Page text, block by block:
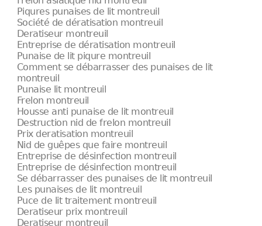
Piqures punaises de lit montreuil
Société de dératisation montreuil
Deratiseur montreuil
Entreprise de dératisation montreuil
Punaise de lit piqure montreuil
Comment se débarrasser des punaises de lit
montreuil
Punaise lit montreuil
Frelon montreuil
Housse anti punaise de lit montreuil
Destruction nid de frelon montreuil
Prix deratisation montreuil
Nid de guêpes que faire montreuil
Entreprise de désinfection montreuil
Entreprise de désinfection montreuil
Se débarrasser des punaises de lit montreuil
Les punaises de lit montreuil
Puce de lit traitement montreuil
Deratiseur prix montreuil
Deratiseur montreuil